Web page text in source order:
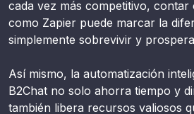
cada vez más competitivo, contar
como Zapier puede marcar la
simplemente sobrevivir y
Así mismo, la automatización
B2Chat no solo ahorra tiempo y
también libera recursos valiosos